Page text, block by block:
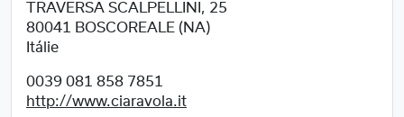
TRAVERSA SCALPELLINI, 25
80041
BOSCOREALE (NA)
Itálie
0039 081 858 7851
http://www.ciaravola.it